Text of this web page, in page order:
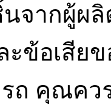
จากผู้ผ
ะข้อเสีย
ถ คุณคว